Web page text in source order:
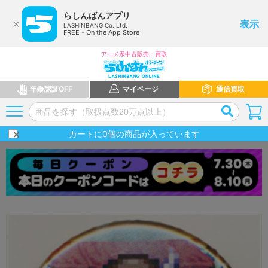
らしんばんアプリ
LASHINBANG Co.,Ltd.
FREE - On the App Store
表示
アニメ系中古販売・買取
年齢認証OFF マイページ 通信買取
カートに0個の商品が入っています